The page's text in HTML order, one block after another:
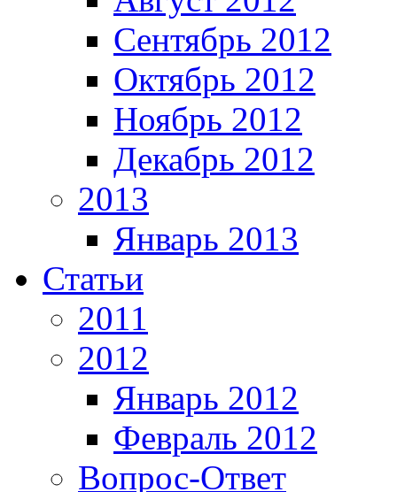
Сентябрь 2012
Октябрь 2012
Ноябрь 2012
Декабрь 2012
2013
Январь 2013
Статьи
2011
2012
Январь 2012
Февраль 2012
Вопрос-Ответ